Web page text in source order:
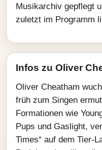
Musikarchiv gepflegt
zuletzt im Programm
Infos zu Oliver
Oliver Cheatham
früh zum Singen
Formationen wie
Pups und Gaslight,
Times“ auf dem Tier-